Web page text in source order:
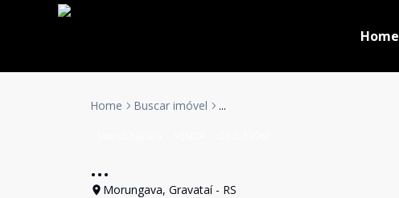
Home
Home Buscar imóvel ...
...
Morungava, Gravataí - RS